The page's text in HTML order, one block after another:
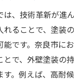
、技術革新が進
れることで、塗装
能です。奈良市に
で、外壁塗装の
す。例えば、高耐